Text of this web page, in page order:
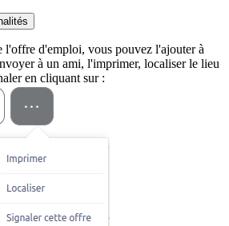
l'offre d'emploi, vous pouvez l'ajouter à
à un ami, l'imprimer, localiser le lieu
en cliquant sur :